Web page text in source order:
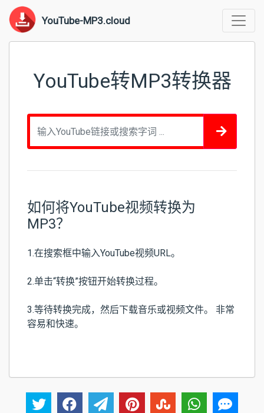
YouTube-MP3.cloud
YouTube转MP3转换器
如何将YouTube视频转换为
MP3？
1.在搜索框中输入YouTube视频URL。
2.单击“转换”按钮开始转换过程。
3.等待转换完成，然后下载音乐或视频文件。 非常
容易和快速。